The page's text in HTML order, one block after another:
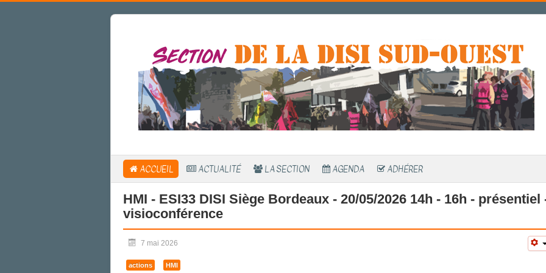
ACCUEIL ACTUALITÉ LA SECTION AGENDA ADHÉRER
HMI - ESI33 DISI Siège Bordeaux - 20/05/2026 14h - 16h - présentiel
visioconférence
7 mai 2026
actions HMI